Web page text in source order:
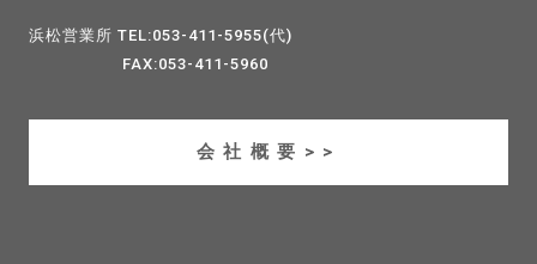
浜松営業所 TEL:053-411-5955(代)
FAX:053-411-5960
会社概要>>